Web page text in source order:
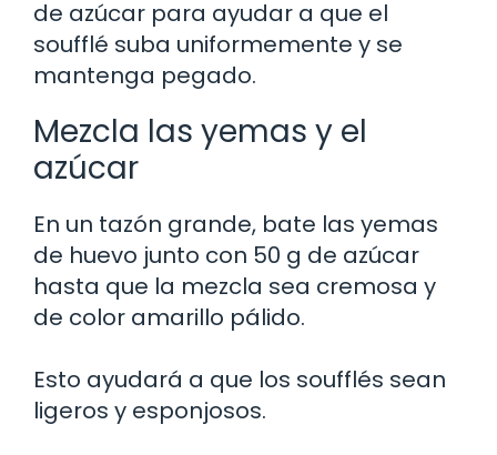
de azúcar para ayudar a que el
soufflé suba uniformemente y se
mantenga pegado.
Mezcla las yemas y el
azúcar
En un tazón grande, bate las yemas
de huevo junto con 50 g de azúcar
hasta que la mezcla sea cremosa y
de color amarillo pálido.
Esto ayudará a que los soufflés sean
ligeros y esponjosos.